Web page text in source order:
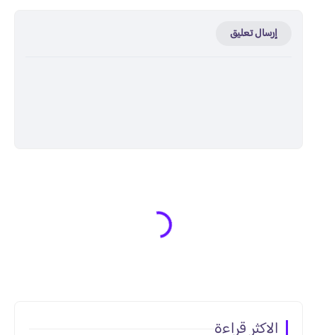
إرسال تعليق
الاكثر قراءة